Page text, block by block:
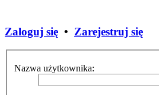
Zaloguj się • Zarejestruj się
Nazwa użytkownika: